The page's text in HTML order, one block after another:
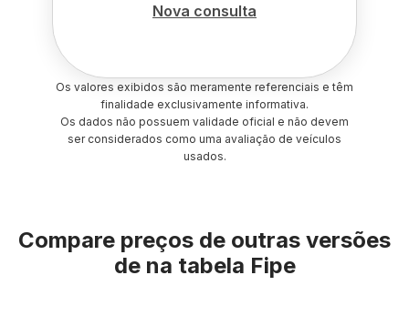
Nova consulta
Os valores exibidos são meramente referenciais e têm
finalidade exclusivamente informativa.
Os dados não possuem validade oficial e não devem
ser considerados como uma avaliação de veículos
usados.
Compare preços de outras versões
de na tabela Fipe